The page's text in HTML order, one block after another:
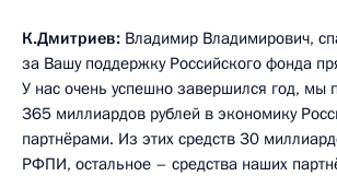
К.Дмитриев: Владимир Владимирович,
за Вашу поддержку Российского фонда
У нас очень успешно завершился год, мы
365 миллиардов рублей в экономику
партнёрами. Из этих средств 30
РФПИ, остальное – средства наших